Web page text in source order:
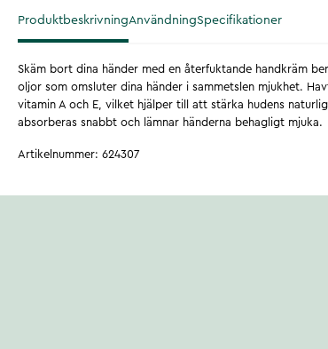
ProduktbeskrivningAnvändningSpecifikationer
Skäm bort dina händer med en återfuktande handkräm
oljor som omsluter dina händer i sammetslen mjukhet.
vitamin A och E, vilket hjälper till att stärka hudens
absorberas snabbt och lämnar händerna behagligt mjuka.
Artikelnummer: 624307